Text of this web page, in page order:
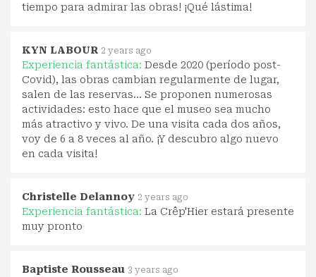
tiempo para admirar las obras! ¡Qué lástima!
KYN LABOUR 2 years ago
Experiencia fantástica: Desde 2020 (período post-
Covid), las obras cambian regularmente de lugar,
salen de las reservas... Se proponen numerosas
actividades: esto hace que el museo sea mucho
más atractivo y vivo. De una visita cada dos años,
voy de 6 a 8 veces al año. ¡Y descubro algo nuevo
en cada visita!
Christelle Delannoy 2 years ago
Experiencia fantástica: La Crêp'Hier estará presente
muy pronto
Baptiste Rousseau 3 years ago